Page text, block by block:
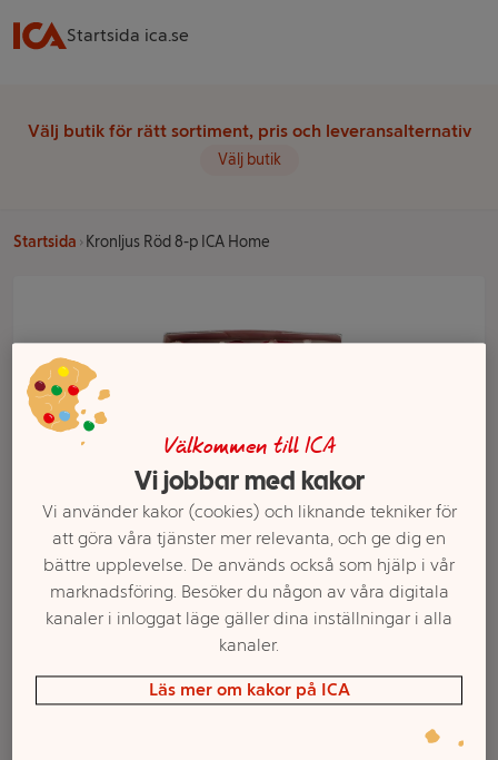
Startsida ica.se
Välj butik för rätt sortiment, pris och leveransalternativ
Välj butik
Startsida Kronljus Röd 8-p ICA Home
Välkommen till ICA
Vi jobbar med kakor
Vi använder kakor (cookies) och liknande tekniker för
att göra våra tjänster mer relevanta, och ge dig en
bättre upplevelse. De används också som hjälp i vår
marknadsföring. Besöker du någon av våra digitala
kanaler i inloggat läge gäller dina inställningar i alla
kanaler.
Läs mer om kakor på ICA